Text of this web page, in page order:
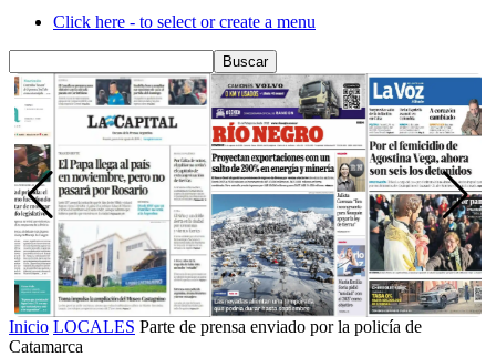
Click here - to select or create a menu
Inicio LOCALES Parte de prensa enviado por la policía de
Catamarca